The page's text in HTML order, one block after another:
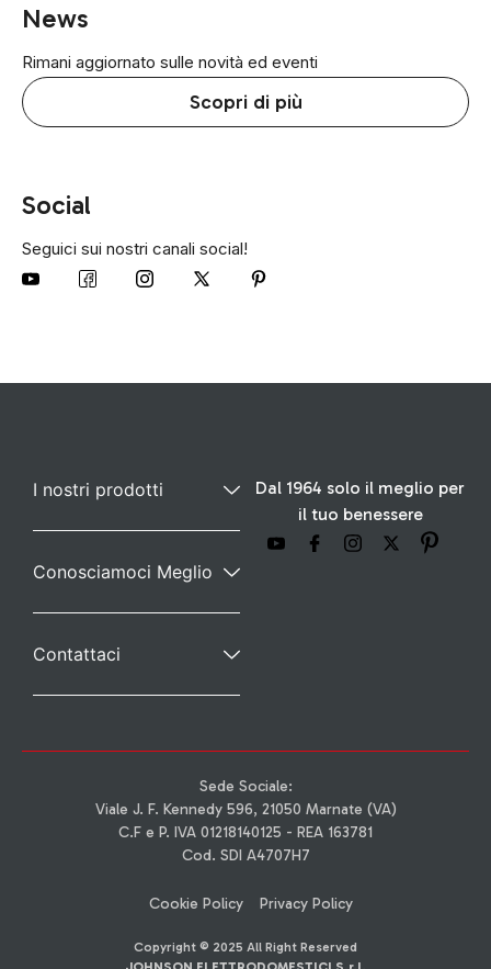
News
Rimani aggiornato sulle novità ed eventi
Scopri di più
Social
Seguici sui nostri canali social!
Dal 1964 solo il meglio per
il tuo benessere
I nostri prodotti
Conosciamoci Meglio
Contattaci
Sede Sociale:
Viale J. F. Kennedy 596, 21050 Marnate (VA)
C.F e P. IVA 01218140125 - REA 163781
Cod. SDI A4707H7
Cookie Policy Privacy Policy
Copyright © 2025 All Right Reserved